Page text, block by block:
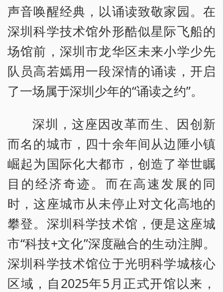
声音唤醒经典，以诵读致敬家园。在
深圳科学技术馆外形酷似星际飞船的
场馆前，深圳市龙华区未来小学少先
队员高若嫣用一段深情的诵读，开启
了一场属于深圳少年的“诵读之约”。
深圳，这座因改革而生、因创新
而名的城市，四十余年间从边陲小镇
崛起为国际化大都市，创造了举世瞩
目的经济奇迹。而在高速发展的同
时，这座城市从未停止对文化高地的
攀登。深圳科学技术馆，便是这座城
市“科技+文化”深度融合的生动注脚。
深圳科学技术馆位于光明科学城核心
区域，自2025年5月正式开馆以来，